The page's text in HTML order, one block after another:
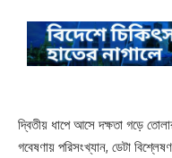
দ্বিতীয় ধাপে আসে দক্ষতা গড়ে
গবেষণায় পরিসংখ্যান, ডেটা